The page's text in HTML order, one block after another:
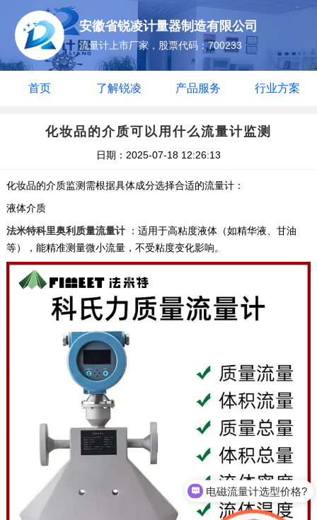
安徽省锐凌计量器制造有限公司
流量计上市厂家，股票代码：700233
首页 了解锐凌 产品服务 行业方案
化妆品的介质可以用什么流量计监测
日期：2025-07-18 12:26:13
化妆品的介质监测需根据具体成分选择合适的流量计：
液体介质
法米特科里奥利质量流量计‌：适用于高粘度液体（如精华液、甘油
等），能精准测量微小流量，不受粘度变化影响。 ‌
电磁流量计选型价格?